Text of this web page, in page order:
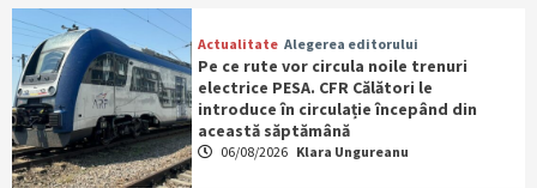
Actualitate Alegerea editorului
Pe ce rute vor circula noile trenuri
electrice PESA. CFR Călători le
introduce în circulație începând din
această săptămână
06/08/2026 Klara Ungureanu